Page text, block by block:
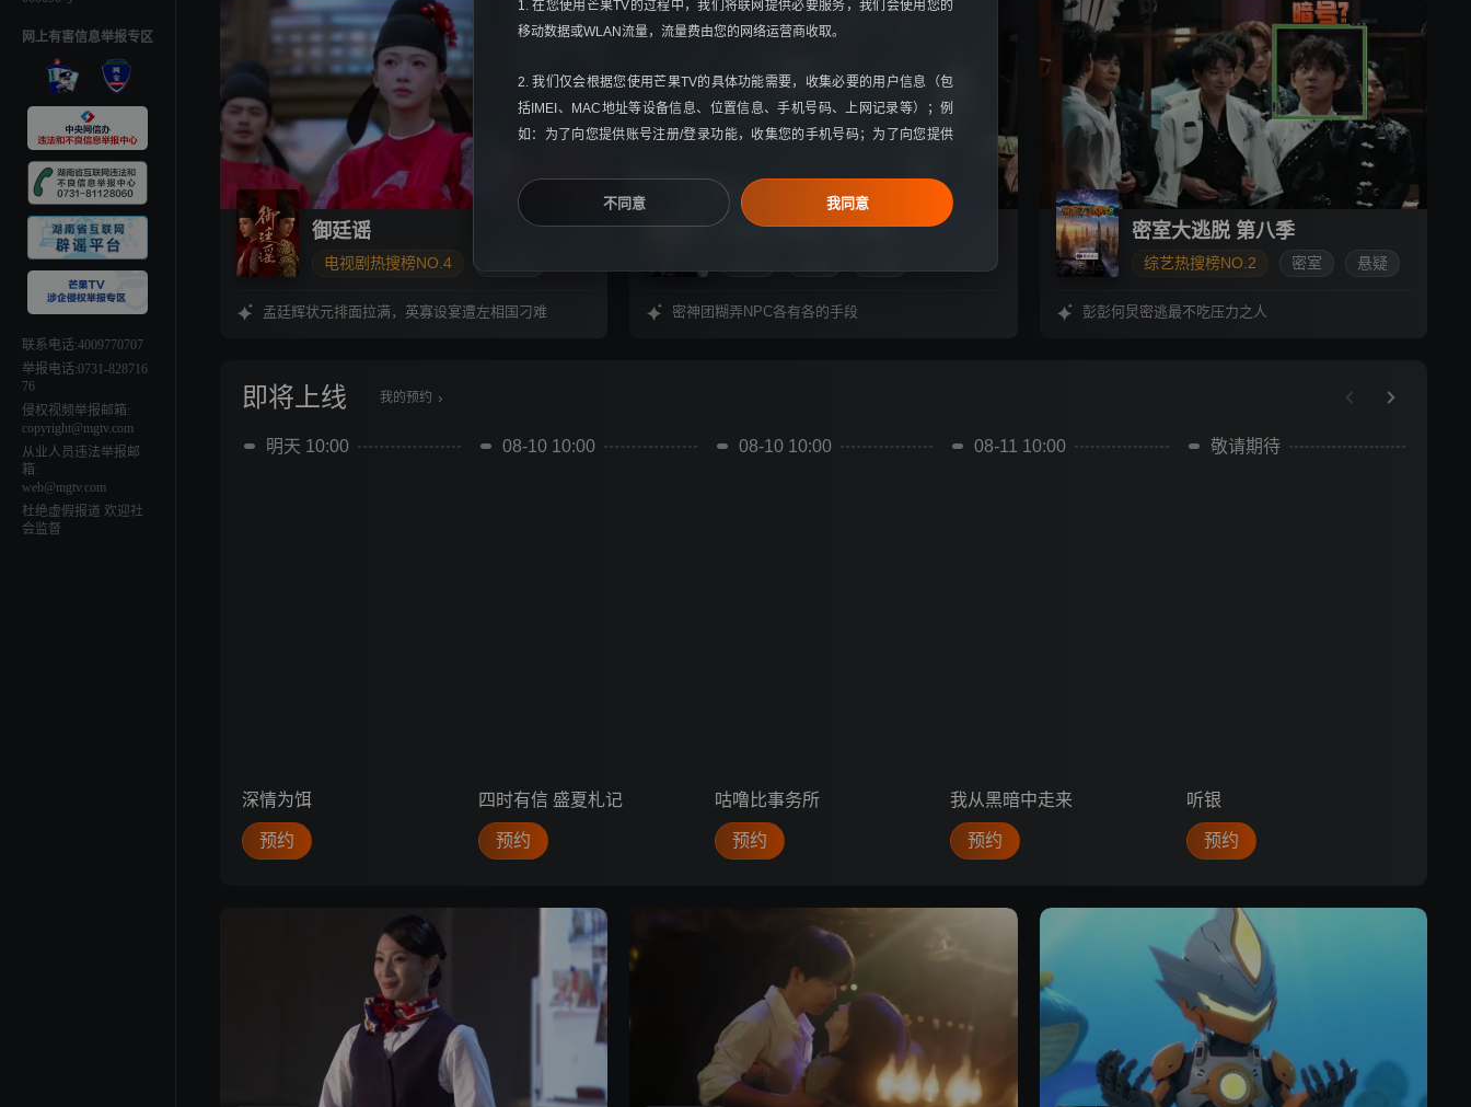
网上有害信息举报专区
联系电话:4009770707
举报电话:0731-828716
76
侵权视频举报邮箱:
copyright@mgtv.com
从业人员违法举报邮
箱:
web@mgtv.com
杜绝虚假报道 欢迎社
会监督
御廷谣
电视剧热搜榜NO.4
吴谨言 古装
孟廷辉状元排面拉满，英寡设宴遭左相国刁难
密室大逃脱8 大神版
密神团糊弄NPC各有各的手段
密室大逃脱 第八季
综艺热搜榜NO.2 密室 悬疑
推理
彭彭何炅密逃最不吃压力之人
即将上线 我的预约 ›
明天 10:00
深情为饵
预约
08-10 10:00
四时有信 盛夏札记
预约
08-10 10:00
咕噜比事务所
预约
08-11 10:00
我从黑暗中走来
预约
敬请期待
听银
预约
1. 在您使用芒果TV的过程中，我们将联网提供必要服务，我们会使用您的
移动数据或WLAN流量，流量费由您的网络运营商收取。
2. 我们仅会根据您使用芒果TV的具体功能需要，收集必要的用户信息（包
括IMEI、MAC地址等设备信息、位置信息、手机号码、上网记录等）；例
如：为了向您提供账号注册/登录功能，收集您的手机号码；为了向您提供
清单》
快速了解我们收集您个人信息的情况。
功能，申请调用您的日历权限；为了向您提供预约功能，申请调用您的日历
信息，您可查阅《与第三方共享信息清单》 详细了解我们与第三方共享个人
不同意 我同意